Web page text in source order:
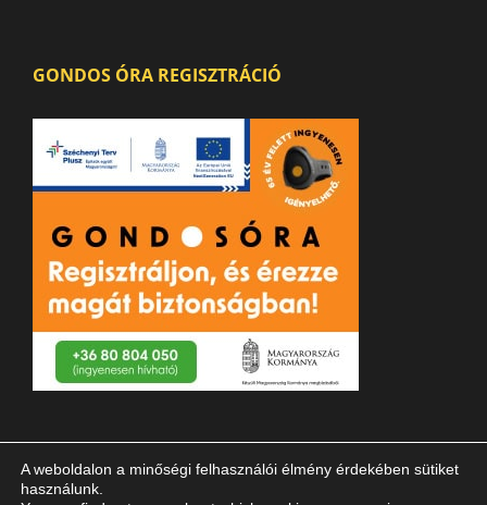
GONDOS ÓRA REGISZTRÁCIÓ
A weboldalon a minőségi felhasználói élmény érdekében sütiket
használunk.